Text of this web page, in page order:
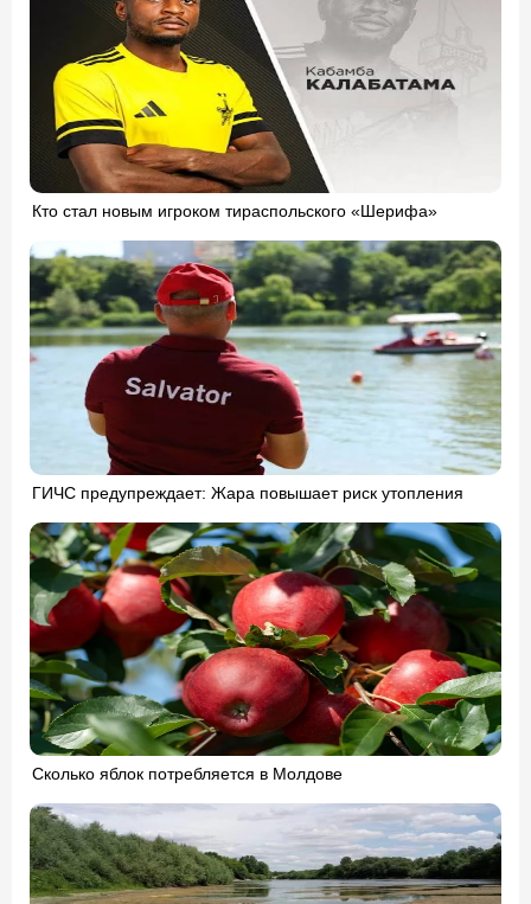
Кто стал новым игроком тираспольского «Шерифа»
ГИЧС предупреждает: Жара повышает риск утопления
Сколько яблок потребляется в Молдове